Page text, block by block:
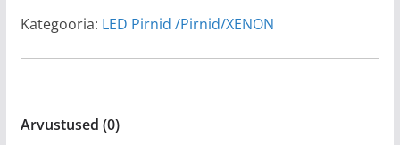
Kategooria: LED Pirnid /Pirnid/XENON
Arvustused (0)